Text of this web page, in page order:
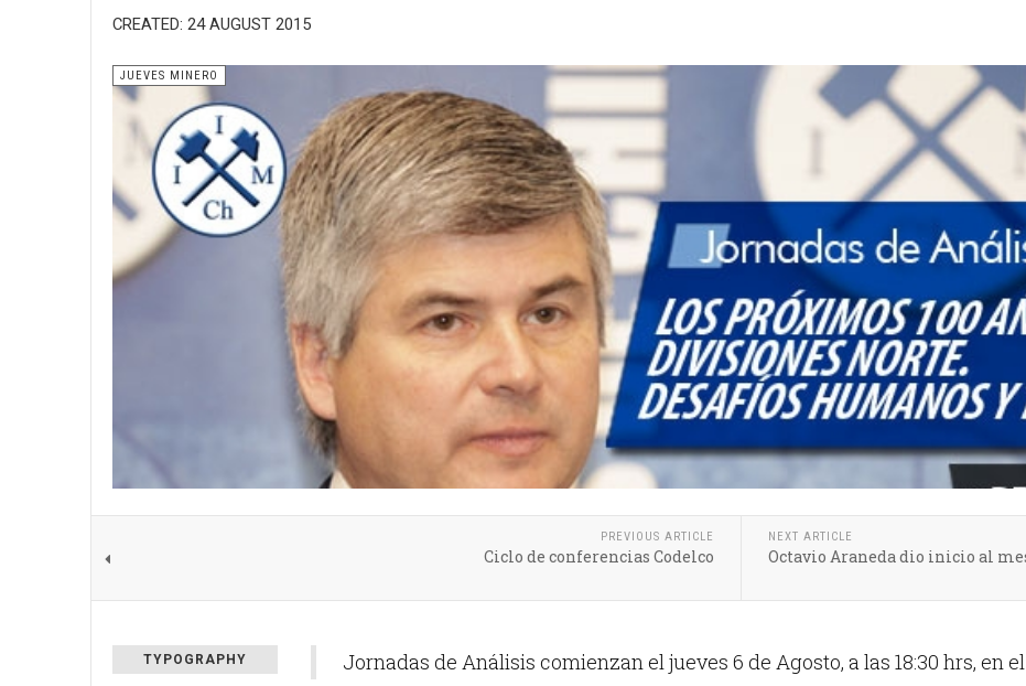
CREATED: 24 AUGUST 2015
JUEVES MINERO
PREVIOUS ARTICLE
Ciclo de conferencias Codelco
NEXT ARTICLE
Octavio Araneda dio inicio al
TYPOGRAPHY Jornadas de Análisis comienzan el jueves 6 de Agosto, a las 18:30 hrs, en